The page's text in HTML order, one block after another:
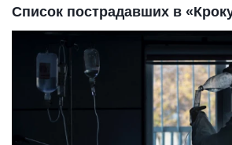
Список пострадавших в